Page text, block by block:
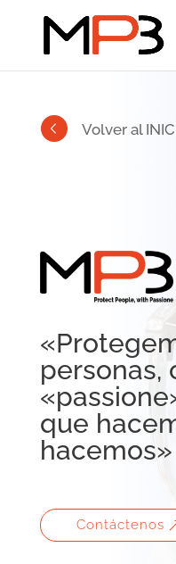
Volver al
personas,
que
hacemos»
Contáctenos